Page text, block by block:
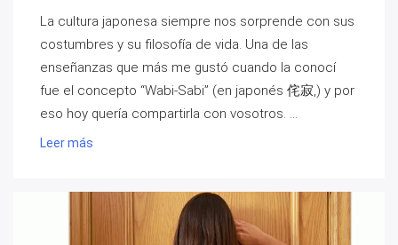
La cultura japonesa siempre nos sorprende con sus
costumbres y su filosofía de vida. Una de las
enseñanzas que más me gustó cuando la conocí
fue el concepto “Wabi-Sabi” (en japonés 侘寂,) y por
eso hoy quería compartirla con vosotros. ...
Leer más